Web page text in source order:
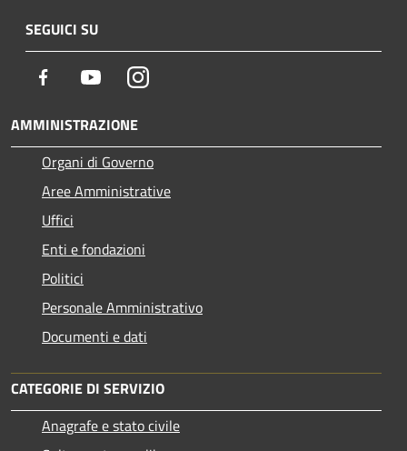
SEGUICI SU
Facebook YoutubeInstagram
AMMINISTRAZIONE
Organi di Governo
Aree Amministrative
Uffici
Enti e fondazioni
Politici
Personale Amministrativo
Documenti e dati
CATEGORIE DI SERVIZIO
Anagrafe e stato civile